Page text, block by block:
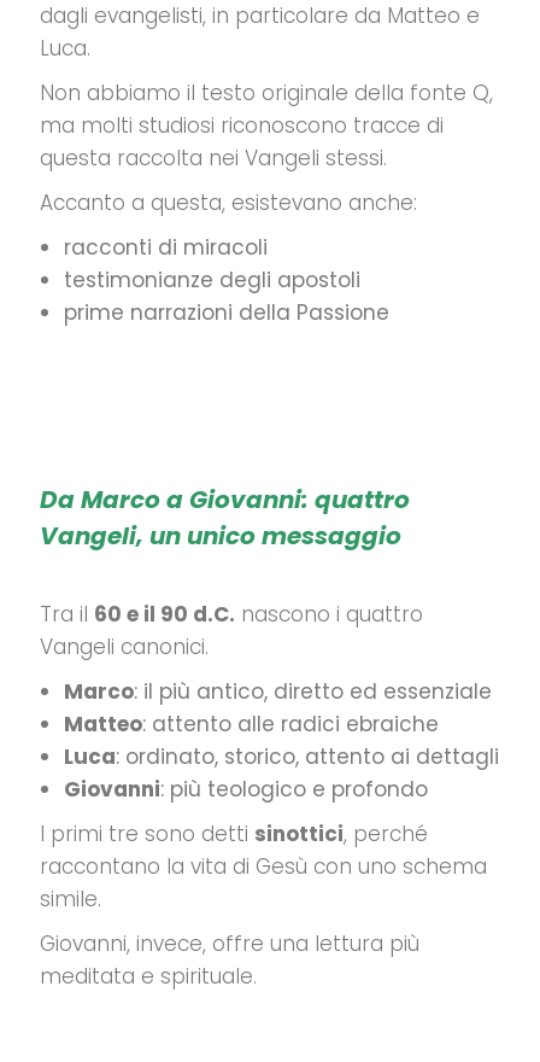
dagli evangelisti, in particolare da Matteo e
Luca.
Non abbiamo il testo originale della fonte Q,
ma molti studiosi riconoscono tracce di
questa raccolta nei Vangeli stessi.
Accanto a questa, esistevano anche:
racconti di miracoli
testimonianze degli apostoli
prime narrazioni della Passione
Da Marco a Giovanni: quattro
Vangeli, un unico messaggio
Tra il 60 e il 90 d.C. nascono i quattro
Vangeli canonici.
Marco: il più antico, diretto ed essenziale
Matteo: attento alle radici ebraiche
Luca: ordinato, storico, attento ai dettagli
Giovanni: più teologico e profondo
I primi tre sono detti sinottici, perché
raccontano la vita di Gesù con uno schema
simile.
Giovanni, invece, offre una lettura più
meditata e spirituale.